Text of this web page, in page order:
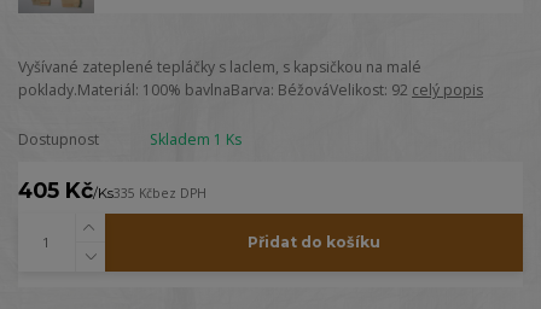
Vyšívané zateplené tepláčky s laclem, s kapsičkou na malé
poklady.Materiál: 100% bavlnaBarva: BéžováVelikost: 92 celý popis
Dostupnost Skladem 1 Ks
405 Kč/Ks335 Kčbez DPH
Přidat do košíku